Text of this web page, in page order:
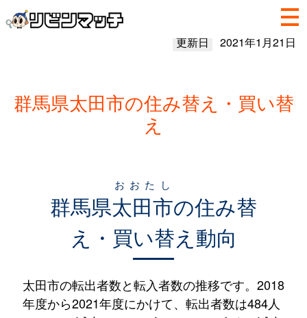
更新日 2021年1月21日
群馬県太田市の住み替え・買い替
え
群馬県太田市
おおたし
の住み替
え・買い替え動向
太田市の転出者数と転入者数の推移です。2018
年度から2021年度にかけて、転出者数は484人